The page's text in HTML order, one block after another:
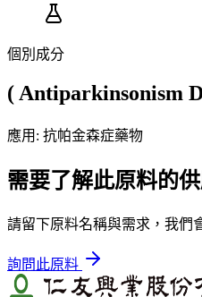
個別成分
( Antiparkinsonism
應用: 抗帕金森症藥物
需要了解此原料的
請留下原料名稱與需求，我們
詢問此原料